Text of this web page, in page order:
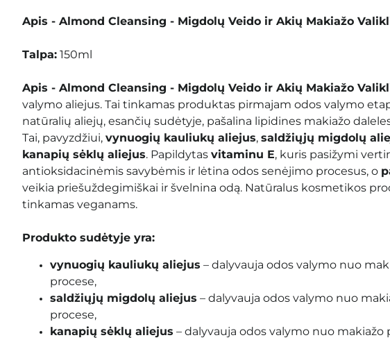
Apis - Almond Cleansing - Migdolų Veido ir Akių Makiažo
Talpa: 150ml
Apis - Almond Cleansing - Migdolų Veido ir Akių Makiažo
valymo aliejus. Tai tinkamas produktas pirmajam odos valymo
natūralių aliejų, esančių sudėtyje, pašalina lipidines makiažo
Tai, pavyzdžiui, vynuogių kauliukų aliejus, saldžiųjų migdolų
kanapių sėklų aliejus. Papildytas vitaminu E, kuris pasižymi
antioksidacinėmis savybėmis ir lėtina odos senėjimo procesus, o
veikia priešuždegimiškai ir švelnina odą. Natūralus kosmetikos
tinkamas veganams.
Produkto sudėtyje yra:
vynuogių kauliukų aliejus – dalyvauja odos valymo nuo
procese,
saldžiųjų migdolų aliejus – dalyvauja odos valymo nuo
procese,
kanapių sėklų aliejus – dalyvauja odos valymo nuo makiažo